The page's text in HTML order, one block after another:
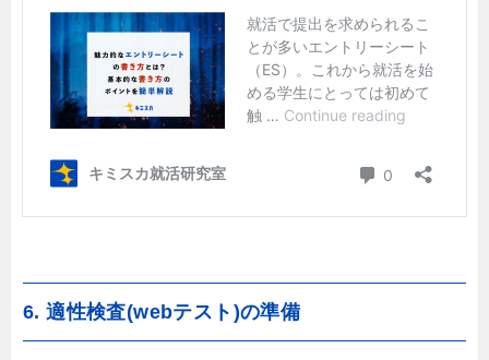
6. 適性検査(webテスト)の準備